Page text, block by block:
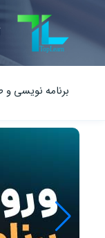
برنامه نویسی